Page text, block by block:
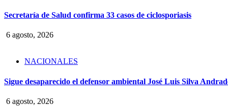
Secretaría de Salud confirma 33 casos de ciclosporiasis
6 agosto, 2026
NACIONALES
Sigue desaparecido el defensor ambiental José Luis Silva
6 agosto, 2026